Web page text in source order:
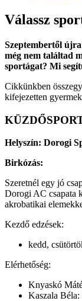
Válassz
Szeptembertől
még nem találtad
sportágat? Mi
Cikkünkben
kifejezetten
Helyszín: Dorogi
Birkózás:
Szeretnél egy jó
Dorogi AC csapata
akrobatikai
Kezdő edzések:
kedd,
Elérhetőség:
Knyaskó
Kaszala